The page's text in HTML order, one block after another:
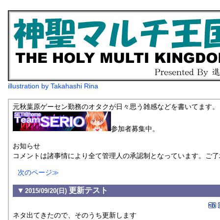
illustration by Takahashi Rina
元秋葉原ゲーセン勤務のオタクが日々思う雑感などを書いてます。
参加者募集中。
お知らせ
コメントは諸事情により全て管理人の承認制となっています。ご
次のページ
▼ 2015/09/20(日) 更新テスト
ネタ出てきたので、そのうち更新します